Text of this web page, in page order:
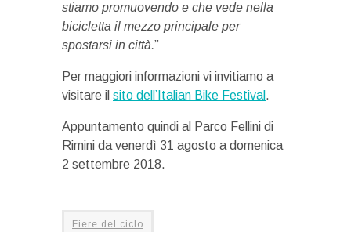
stiamo promuovendo e che vede nella
bicicletta il mezzo principale per
spostarsi in città.”
Per maggiori informazioni vi invitiamo a
visitare il sito dell’Italian Bike Festival .
Appuntamento quindi al Parco Fellini di
Rimini da venerdì 31 agosto a domenica
2 settembre 2018.
Fiere del ciclo